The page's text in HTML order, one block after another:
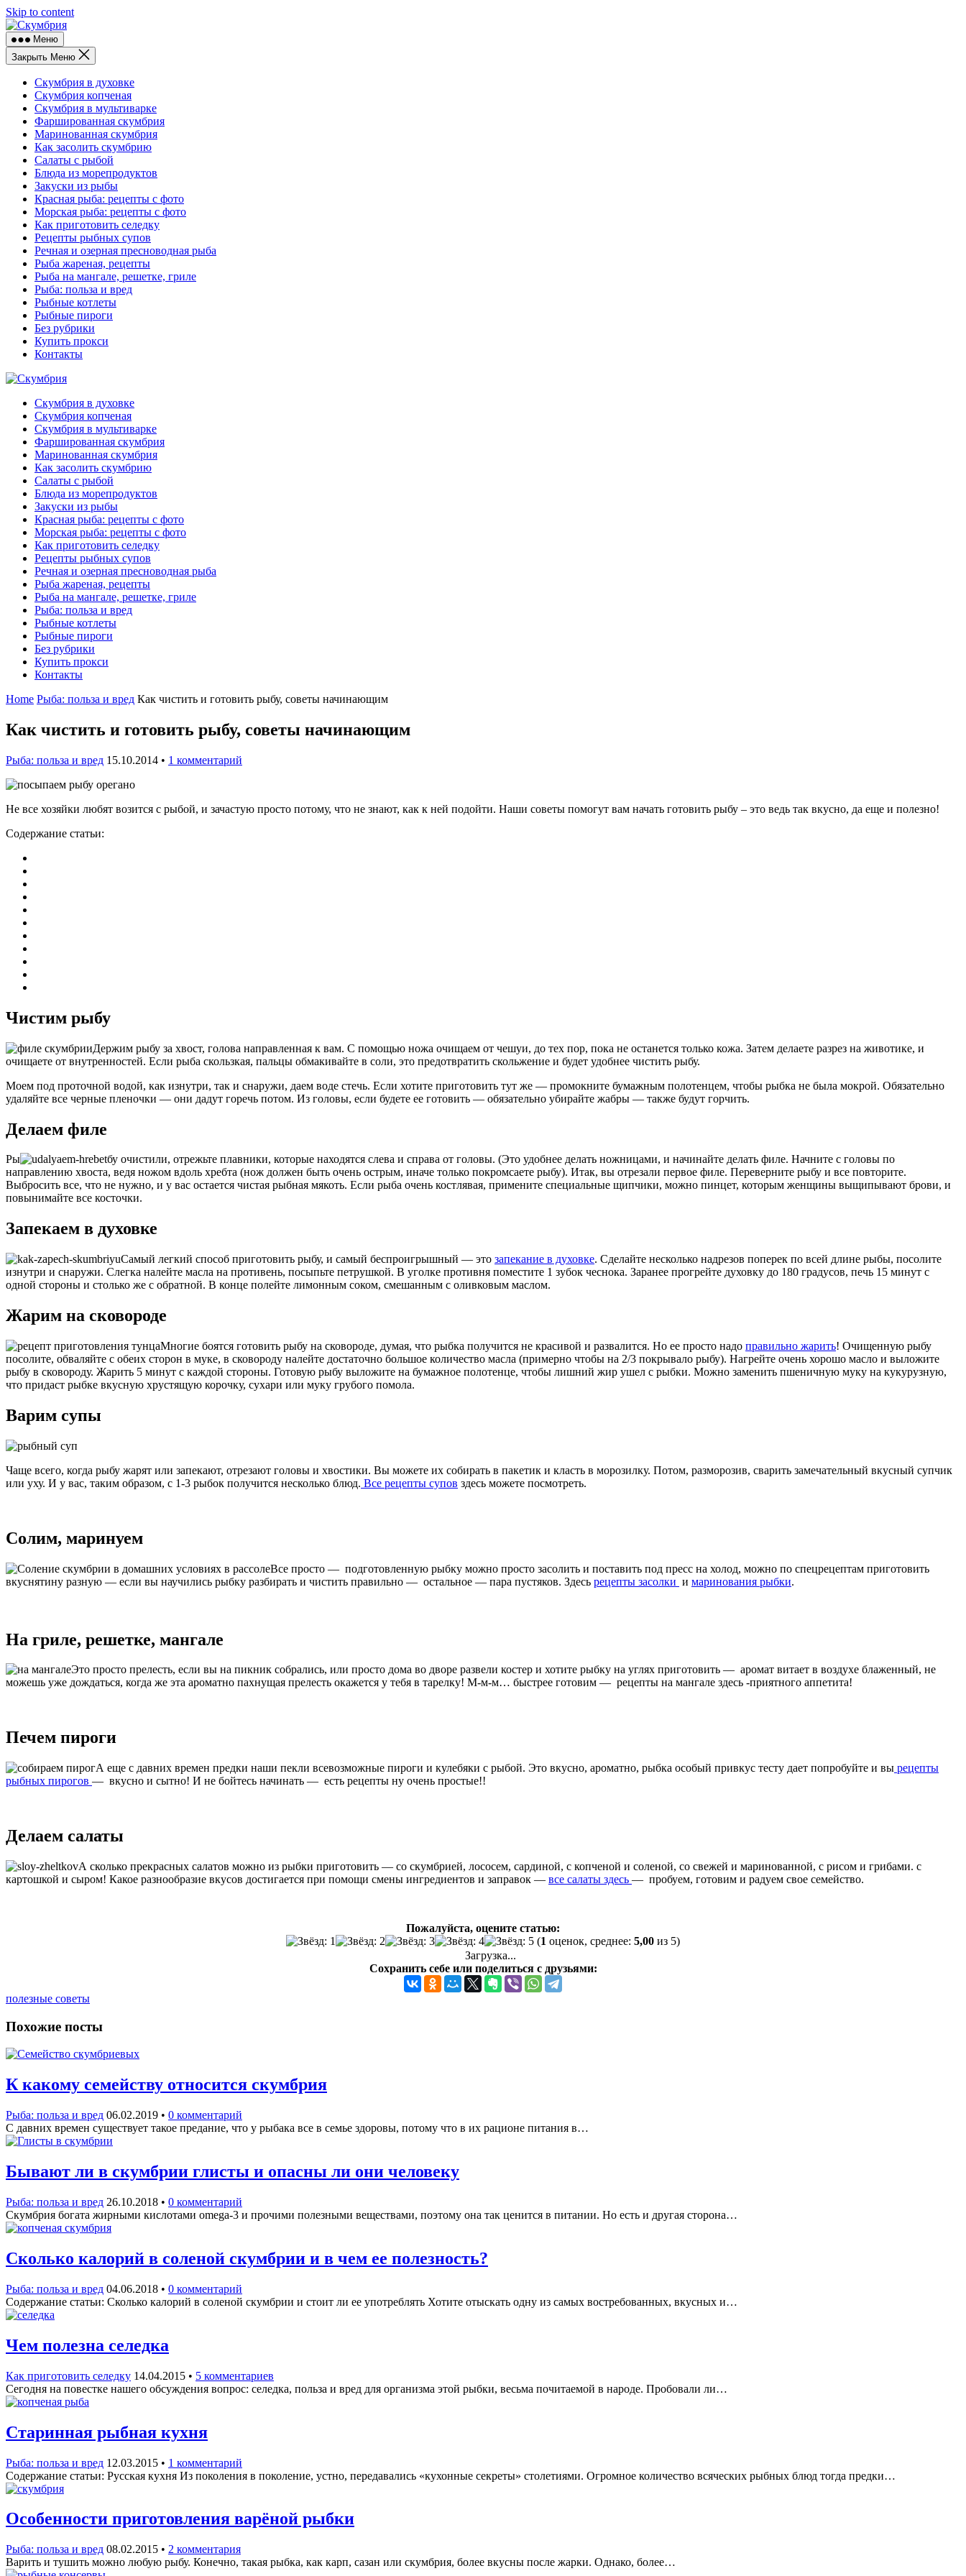
Skip to content
Меню
Закрыть Меню
Скумбрия в духовке
Скумбрия копченая
Скумбрия в мультиварке
Фаршированная скумбрия
Маринованная скумбрия
Как засолить скумбрию
Салаты с рыбой
Блюда из морепродуктов
Закуски из рыбы
Красная рыба: рецепты с фото
Морская рыба: рецепты с фото
Как приготовить селедку
Рецепты рыбных супов
Речная и озерная пресноводная рыба
Рыба жареная, рецепты
Рыба на мангале, решетке, гриле
Рыба: польза и вред
Рыбные котлеты
Рыбные пироги
Без рубрики
Купить прокси
Контакты
Скумбрия в духовке
Скумбрия копченая
Скумбрия в мультиварке
Фаршированная скумбрия
Маринованная скумбрия
Как засолить скумбрию
Салаты с рыбой
Блюда из морепродуктов
Закуски из рыбы
Красная рыба: рецепты с фото
Морская рыба: рецепты с фото
Как приготовить селедку
Рецепты рыбных супов
Речная и озерная пресноводная рыба
Рыба жареная, рецепты
Рыба на мангале, решетке, гриле
Рыба: польза и вред
Рыбные котлеты
Рыбные пироги
Без рубрики
Купить прокси
Контакты
Home Рыба: польза и вред Как чистить и готовить рыбу, советы начинающим
Как чистить и готовить рыбу, советы начинающим
Рыба: польза и вред 15.10.2014 • 1 комментарий
Не все хозяйки любят возится с рыбой, и зачастую просто потому, что не знают, как к ней подойти. Наши советы помогут вам начать готовить рыбу – это ведь так вкусно, да еще и полезно!
Содержание статьи:
Чистим рыбу
Держим рыбу за хвост, голова направленная к вам. С помощью ножа очищаем от чешуи, до тех пор, пока не останется только кожа. Затем делаете разрез на животике, и
очищаете от внутренностей. Если рыба скользкая, пальцы обмакивайте в соли, это предотвратить скольжение и будет удобнее чистить рыбу.
Моем под проточной водой, как изнутри, так и снаружи, даем воде стечь. Если хотите приготовить тут же — промокните бумажным полотенцем, чтобы рыбка не была мокрой. Обязательно
удаляйте все черные пленочки — они дадут горечь потом. Из головы, если будете ее готовить — обязательно убирайте жабры — также будут горчить.
Делаем филе
Ры
бу очистили, отрежьте плавники, которые находятся слева и справа от головы. (Это удобнее делать ножницами, и начинайте делать филе. Начните с головы по
направлению хвоста, ведя ножом вдоль хребта (нож должен быть очень острым, иначе только покромсаете рыбу). Итак, вы отрезали первое филе. Переверните рыбу и все повторите.
Выбросить все, что не нужно, и у вас остается чистая рыбная мякоть. Если рыба очень костлявая, примените специальные щипчики, можно пинцет, которым женщины выщипывают брови, и
повынимайте все косточки.
Запекаем в духовке
Самый легкий способ приготовить рыбу, и самый беспроигрышный — это запекание в духовке. Сделайте несколько надрезов поперек по всей длине рыбы, посолите
изнутри и снаружи. Слегка налейте масла на противень, посыпьте петрушкой. В уголке противня поместите 1 зубок чеснока. Заранее прогрейте духовку до 180 градусов, печь 15 минут с
одной стороны и столько же с обратной. В конце полейте лимонным соком, смешанным с оливковым маслом.
Жарим на сковороде
Многие боятся готовить рыбу на сковороде, думая, что рыбка получится не красивой и развалится. Но ее просто надо правильно жарить! Очищенную рыбу
посолите, обваляйте с обеих сторон в муке, в сковороду налейте достаточно большое количество масла (примерно чтобы на 2/3 покрывало рыбу). Нагрейте очень хорошо масло и выложите
рыбу в сковороду. Жарить 5 минут с каждой стороны. Готовую рыбу выложите на бумажное полотенце, чтобы лишний жир ушел с рыбки. Можно заменить пшеничную муку на кукурузную,
что придаст рыбке вкусную хрустящую корочку, сухари или муку грубого помола.
Варим супы
Чаще всего, когда рыбу жарят или запекают, отрезают головы и хвостики. Вы можете их собирать в пакетик и класть в морозилку. Потом, разморозив, сварить замечательный вкусный супчик
или уху. И у вас, таким образом, с 1-3 рыбок получится несколько блюд. Все рецепты супов здесь можете посмотреть.
Солим, маринуем
Все просто — подготовленную рыбку можно просто засолить и поставить под пресс на холод, можно по спецрецептам приготовить
вкуснятину разную — если вы научились рыбку разбирать и чистить правильно — остальное — пара пустяков. Здесь рецепты засолки и маринования рыбки.
На гриле, решетке, мангале
Это просто прелесть, если вы на пикник собрались, или просто дома во дворе развели костер и хотите рыбку на углях приготовить — аромат витает в воздухе блаженный, не
можешь уже дождаться, когда же эта ароматно пахнущая прелесть окажется у тебя в тарелку! М-м-м… быстрее готовим — рецепты на мангале здесь -приятного аппетита!
Печем пироги
А еще с давних времен предки наши пекли всевозможные пироги и кулебяки с рыбой. Это вкусно, ароматно, рыбка особый привкус тесту дает попробуйте и вы рецепты
рыбных пирогов — вкусно и сытно! И не бойтесь начинать — есть рецепты ну очень простые!!
Делаем салаты
А сколько прекрасных салатов можно из рыбки приготовить — со скумбрией, лососем, сардиной, с копченой и соленой, со свежей и маринованной, с рисом и грибами. с
картошкой и сыром! Какое разнообразие вкусов достигается при помощи смены ингредиентов и заправок — все салаты здесь — пробуем, готовим и радуем свое семейство.
Пожалуйста, оцените статью:
(1 оценок, среднее: 5,00 из 5)
Загрузка...
Сохранить себе или поделиться с друзьями:
полезные советы
Похожие посты
К какому семейству относится скумбрия
Рыба: польза и вред 06.02.2019 • 0 комментарий
С давних времен существует такое предание, что у рыбака все в семье здоровы, потому что в их рационе питания в…
Бывают ли в скумбрии глисты и опасны ли они человеку
Рыба: польза и вред 26.10.2018 • 0 комментарий
Скумбрия богата жирными кислотами omega-3 и прочими полезными веществами, поэтому она так ценится в питании. Но есть и другая сторона…
Сколько калорий в соленой скумбрии и в чем ее полезность?
Рыба: польза и вред 04.06.2018 • 0 комментарий
Содержание статьи: Сколько калорий в соленой скумбрии и стоит ли ее употреблять Хотите отыскать одну из самых востребованных, вкусных и…
Чем полезна селедка
Как приготовить селедку 14.04.2015 • 5 комментариев
Сегодня на повестке нашего обсуждения вопрос: селедка, польза и вред для организма этой рыбки, весьма почитаемой в народе. Пробовали ли…
Старинная рыбная кухня
Рыба: польза и вред 12.03.2015 • 1 комментарий
Содержание статьи: Русская кухня Из поколения в поколение, устно, передавались «кухонные секреты» столетиями. Огромное количество всяческих рыбных блюд тогда предки…
Особенности приготовления варёной рыбки
Рыба: польза и вред 08.02.2015 • 2 комментария
Варить и тушить можно любую рыбу. Конечно, такая рыбка, как карп, сазан или скумбрия, более вкусны после жарки. Однако, более…